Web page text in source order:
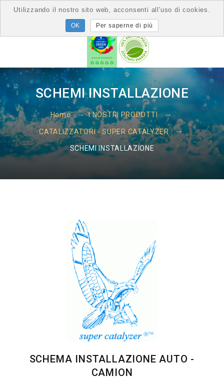
SCHEMI INSTALLAZIONE
Home I NOSTRI PRODOTTI
CATALIZZATORI - SUPER CATALYZER
SCHEMI INSTALLAZIONE
SCHEMA INSTALLAZIONE AUTO -
CAMION
Utilizzando il nostro sito web, acconsenti all'uso di cookies.
Per saperne di più